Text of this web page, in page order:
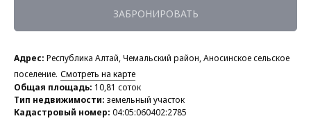
ЗАБРОНИРОВАТЬ
Адрес: Республика Алтай, Чемальский район, Аносинское сельское
поселение. Смотреть на карте
Общая площадь: 10,81 соток
Тип недвижимости: земельный участок
Кадастровый номер: 04:05:060402:2785